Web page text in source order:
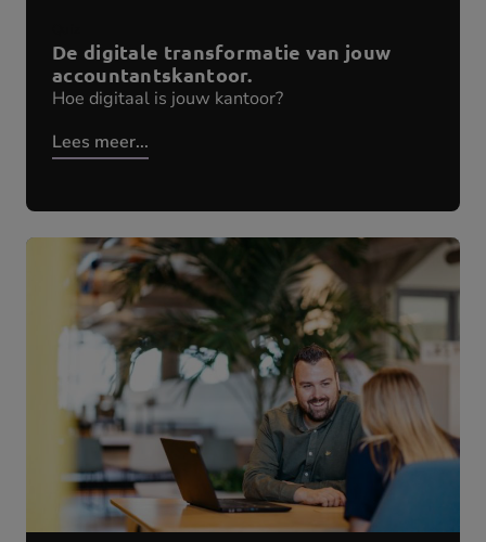
De digitale transformatie van jouw
accountantskantoor.
Hoe digitaal is jouw kantoor?
Lees meer...